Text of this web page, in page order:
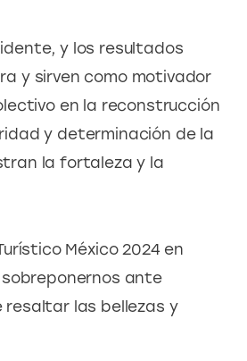
y los resultados
y sirven como motivador
en la reconstrucción
y determinación de la
la fortaleza y la
México 2024 en
ante
las bellezas y